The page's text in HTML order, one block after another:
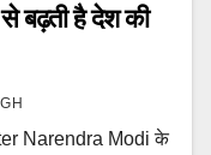
है देश की
Narendra Modi के